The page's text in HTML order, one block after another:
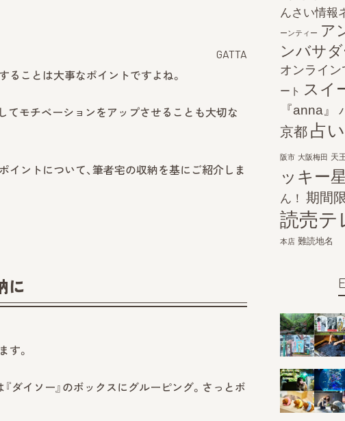
GATTA
ることは大事なポイントですよね。
てモチベーションをアップさせることも大切な
イントについて、筆者宅の収納を基にご紹介しま
に
す。
ダイソー』のボックスにグルーピング。さっとボ
んさい情報
ーンティー ア
ンバサダ
オンライン
ート
スイ
『anna』
京都 占い
阪市 大阪梅田 天
ッキー
ん！ 期間
読売テ
本店 難読地名